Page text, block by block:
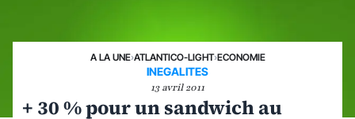
A LA UNE›ATLANTICO-LIGHT›ECONOMIE
INEGALITES
13 avril 2011
+ 30 % pour un sandwich au